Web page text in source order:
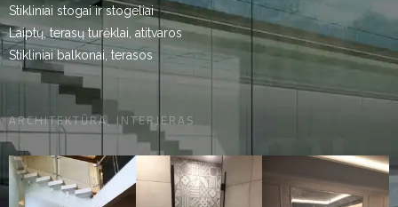
Stikliniai stogai ir stogeliai
Laiptų, terasų turėklai, atitvaros
Stikliniai balkonai, terasos
ARCHITEKTŪRA, INTERJERAS